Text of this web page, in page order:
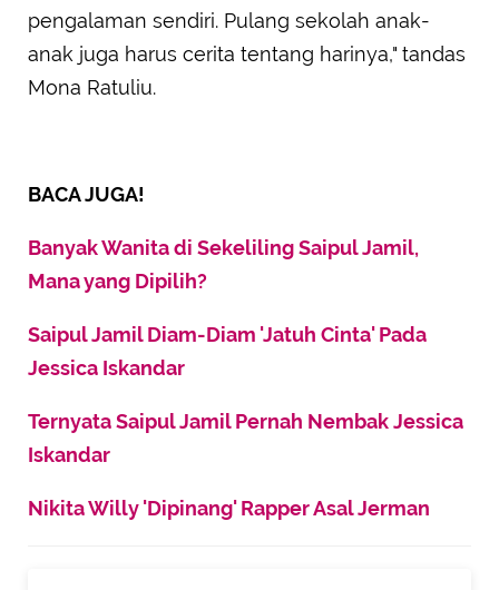
pengalaman sendiri. Pulang sekolah anak-
anak juga harus cerita tentang harinya," tandas
Mona Ratuliu.
BACA JUGA!
Banyak Wanita di Sekeliling Saipul Jamil,
Mana yang Dipilih?
Saipul Jamil Diam-Diam 'Jatuh Cinta' Pada
Jessica Iskandar
Ternyata Saipul Jamil Pernah Nembak Jessica
Iskandar
Nikita Willy 'Dipinang' Rapper Asal Jerman